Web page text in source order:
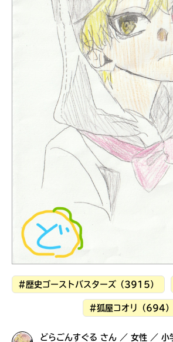
#歴史ゴーストバスターズ（3915）
#狐屋コオリ（694）
どらごんすぐる さん ／ 女性 ／ 小